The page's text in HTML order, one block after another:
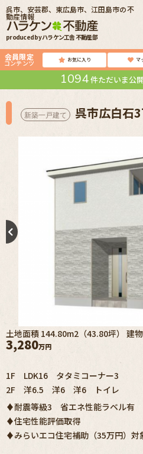
produced by ハラケン工舎 不動産部
呉市、安芸郡、東広島市、江田島市の不
動産情報
会員限定
コンテンツ お気に入り マ
1094件ただいま公
新築一戸建て 呉市広白石
土地面積 144.80m2（43.80坪） 建
3,280万円
1F LDK16 タタミコーナー3
2F 洋6.5 洋6 洋6 トイレ
♦耐震等級3 省エネ性能ラベル有
♦住宅性能評価取得
♦みらいエコ住宅補助（35万円）対